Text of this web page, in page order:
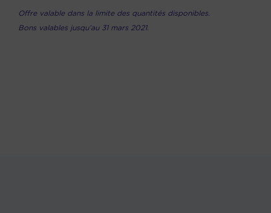
Offre valable dans la limite des quantités disponibles.
Bons valables jusqu’au 31 mars 2021.